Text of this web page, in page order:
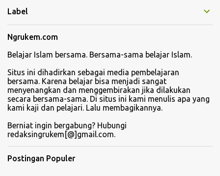
r
Label
Ngrukem.com
Belajar Islam bersama. Bersama-sama belajar Islam.
Situs ini dihadirkan sebagai media pembelajaran
bersama. Karena belajar bisa menjadi sangat
menyenangkan dan menggembirakan jika dilakukan
secara bersama-sama. Di situs ini kami menulis apa yang
kami kaji dan pelajari. Lalu membagikannya.
Berniat ingin bergabung? Hubungi
redaksingrukem[@]gmail.com.
Postingan Populer